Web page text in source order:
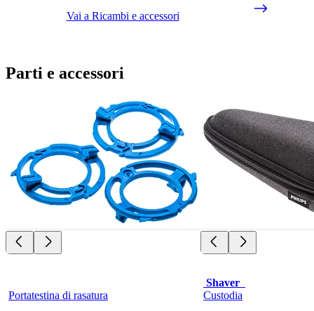
Vai a Ricambi e accessori
Parti e accessori
Portatestina di rasatura
Shaver
Custodia